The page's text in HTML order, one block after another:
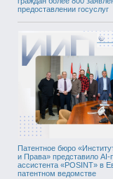
предоставлении госуслуг
Патентное бюро
и Права» представило AI-
ассистента «POSINT» в
патентном ведомстве